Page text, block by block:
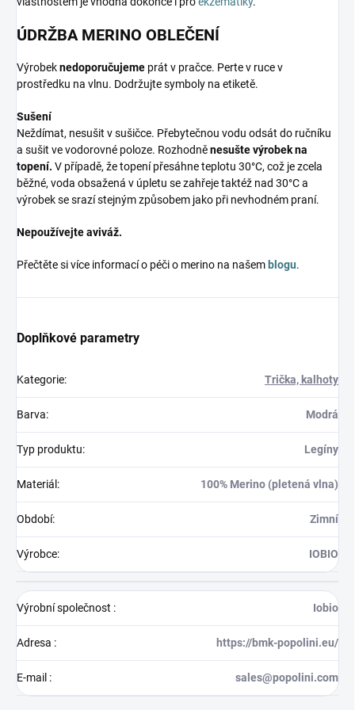
ÚDRŽBA MERINO OBLEČENÍ
Výrobeknedoporučujeme prát v pračce. Perte v ruce v
prostředku na vlnu. Dodržujte symboly na etiketě.
Sušení
Neždímat, nesušit v sušičce. Přebytečnou vodu odsát do ručníku
a sušit ve vodorovné poloze. Rozhodněnesušte výrobek na
topení. V případě, že topení přesáhne teplotu 30°C, což je zcela
běžné, voda obsažená v úpletu se zahřeje taktéž nad 30°C a
výrobek se srazí stejným způsobem jako při nevhodném praní.
Nepoužívejte aviváž.
Přečtěte si více informací o péči o merino na našem blogu.
Doplňkové parametry
Kategorie: Trička, kalhoty
Barva: Modrá
Typ produktu: Legíny
Materiál : 100% Merino (pletená vlna)
Období: Zimní
Výrobce: IOBIO
Výrobní společnost : Iobio
Adresa : https://bmk-popolini.eu/
E-mail : sales@popolini.com